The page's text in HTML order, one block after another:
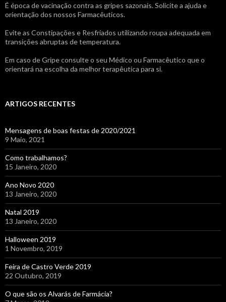
É época de vacinação contra as gripes sazonais. Solicite a ajuda e
orientação dos nossos Farmacêuticos.
Evite as Constipações e Resfriados utilizando roupa adequada em
transições abruptas de temperatura.
Em caso de Gripe consulte o seu Médico ou Farmacêutico que o
orientará na escolha da melhor terapêutica para si.
ARTIGOS RECENTES
Mensagens de boas festas de 2020/2021
9 Maio, 2021
Como trabalhamos?
15 Janeiro, 2020
Ano Novo 2020
13 Janeiro, 2020
Natal 2019
13 Janeiro, 2020
Halloween 2019
1 Novembro, 2019
Feira de Castro Verde 2019
22 Outubro, 2019
O que são os Alvarás de Farmácia?